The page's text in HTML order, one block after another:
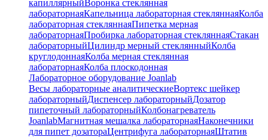
капиллярныйВоронка стеклянная
лабораторнаяКапельница лабораторная стекляннаяКолба
лабораторная стекляннаяПипетка мерная
лабораторнаяПробирка лабораторная стекляннаяСтакан
лабораторныйЦилиндр мерный стеклянныйКолба
круглодоннаяКолба мерная стеклянная
лабораторнаяКолба плоскодонная
Лабораторное оборудование Joanlab
Весы лабораторные аналитическиеВортекс шейкер
лабораторныйДиспенсер лабораторныйДозатор
пипеточный лабораторныйКолбонагреватель
JoanlabМагнитная мешалка лабораторнаяНаконечники
для пипет дозатораЦентрифуга лабораторнаяШтатив